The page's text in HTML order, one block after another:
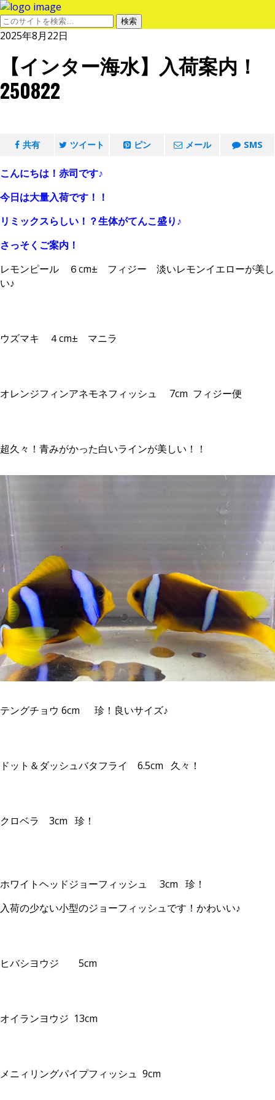
2025年8月22日
【インター海水】入荷案内！
250822
共有 ツイート ピン メール SMS
こんにちは！赤司です♪
今日は大量入荷です！！
リミックスらしい！？生体がてんこ盛り♪
さっそくご案内！
レモンピール ６cm± フィジー 淡いレモンイエローが美し
い♪
ウズマキ ４cm± マニラ
オレンジフィンアネモネフィッシュ 7cm フィジー便
超久々！青みがかった白いラインが美しい！！
テングチョウ 6cm 珍！良いサイズ♪
ドット＆ダッシュバタフライ 6.5cm 久々！
クロベラ 3cm 珍！
ホワイトヘッドジョーフィッシュ 3cm 珍！
入荷の少ない小型のジョーフィッシュです！かわいい♪
ヒバシヨウジ 5cm
オイランヨウジ 13cm
メニィリングパイプフィッシュ 9cm